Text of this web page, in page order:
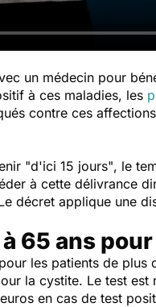
un médecin pour
à ces maladies, les
contre ces
"d'ici 15 jours", le
à cette délivrance
décret applique une
65 ans
les patients de
la cystite. Le test
en cas de test